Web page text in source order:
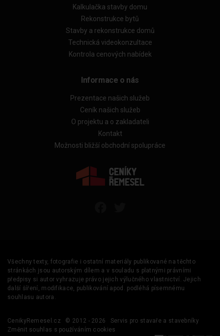
Kalkulačka stavby domu
Rekonstrukce bytů
Stavby a rekonstrukce domů
Technická videokonzultace
Kontrola cenových nabídek
Informace o nás
Prezentace našich služeb
Ceník našich služeb
O projektu a o zakladateli
Kontakt
Možnosti bližší obchodní spolupráce
Všechny texty, fotografie i ostatní materiály publikované na těchto
stránkách jsou autorským dílem a v souladu s platnými právními
předpisy si autor vyhrazuje právo jejich výlučného vlastnictví. Jejich
další šíření, modifikace, publikování apod. podléhá písemnému
souhlasu autora.
CenikyRemesel.cz © 2012 - 2026
Servis pro stavaře a stavebníky
Změnit souhlas s používáním cookies